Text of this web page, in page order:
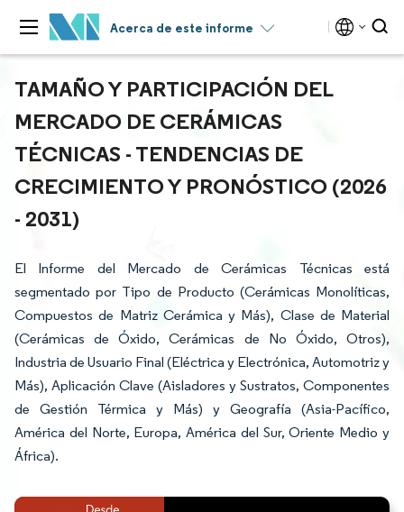
Acerca de este informe
TAMAÑO Y PARTICIPACIÓN DEL
MERCADO DE CERÁMICAS
TÉCNICAS - TENDENCIAS DE
CRECIMIENTO Y PRONÓSTICO (2026
- 2031)
El Informe del Mercado de Cerámicas Técnicas está
segmentado por Tipo de Producto (Cerámicas Monolíticas,
Compuestos de Matriz Cerámica y Más), Clase de Material
(Cerámicas de Óxido, Cerámicas de No Óxido, Otros),
Industria de Usuario Final (Eléctrica y Electrónica, Automotriz y
Más), Aplicación Clave (Aisladores y Sustratos, Componentes
de Gestión Térmica y Más) y Geografía (Asia-Pacífico,
América del Norte, Europa, América del Sur, Oriente Medio y
África).